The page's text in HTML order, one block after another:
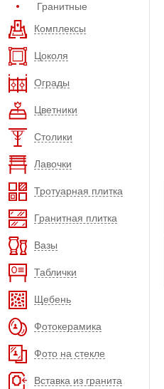
Гранитные
Комплексы
Цоколя
Ограды
Цветники
Столики
Лавочки
Тротуарная плитка
Гранитная плитка
Вазы
Таблички
Щебень
Фотокерамика
Фото на стекле
Вставка из гранита